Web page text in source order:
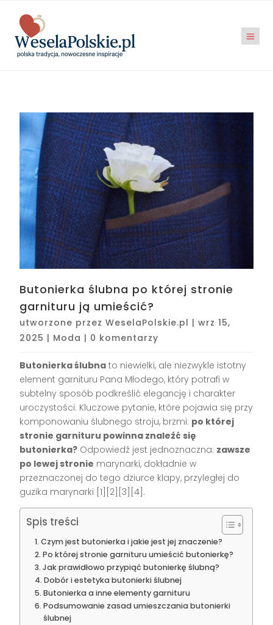
Butonierka ślubna po której stronie
garnituru ją umieścić?
utworzone przezWeselaPolskie.pl |wrz 15,
2025 | Moda | 0 komentarzy
Butonierka ślubna to niewielki, ale niezwykle istotny
element garnituru Pana Młodego, który potrafi w
subtelny sposób podkreślić elegancję i charakter
uroczystości. Kluczowe pytanie, które pojawia się przy
komponowaniu ślubnego stroju, brzmi: po której
stronie garnituru powinna znaleźć się
butonierka? Odpowiedź jest jednoznaczna: zawsze
po lewej stronie marynarki, dokładnie w
przeznaczonej do tego dziurce klapy, przyległej do
guzika marynarki [1][2][3][4] .
Spis treści
Czym jest butonierka i jakie jest jej znaczenie?
Po której stronie garnituru umieścić butonierkę?
Jak prawidłowo przypiąć butonierkę ślubną?
Dobór i estetyka butonierki ślubnej
Butonierka a inne elementy garnituru
Podsumowanie zasad umieszczania butonierki
ślubnej